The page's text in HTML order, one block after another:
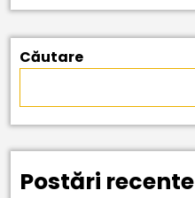
Căutare
Postări recente